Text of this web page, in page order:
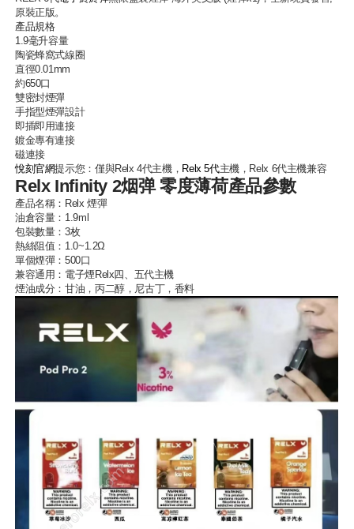
原裝正版。
產品規格
1.9毫升容量
陶瓷蜂窩式線圈
直徑0.01mm
約650口
雙密封煙彈
手指型煙彈設計
即插即用連接
鍍金專有連接
磁連接
悅刻官網提示您：僅與Relx 4代主機， Relx 5代主機，Relx 6代主機兼容
Relx Infinity 2烟弹 零度薄荷產品參數
產品名稱： Relx 煙彈
油倉容量：1.9ml
包裝數量：3枚
熱絲阻值：1.0~1.2Ω
單個煙彈：500口
兼容通用： 電子煙Relx四、五代主機
煙油成分：甘油，丙二醇，尼古丁，香料